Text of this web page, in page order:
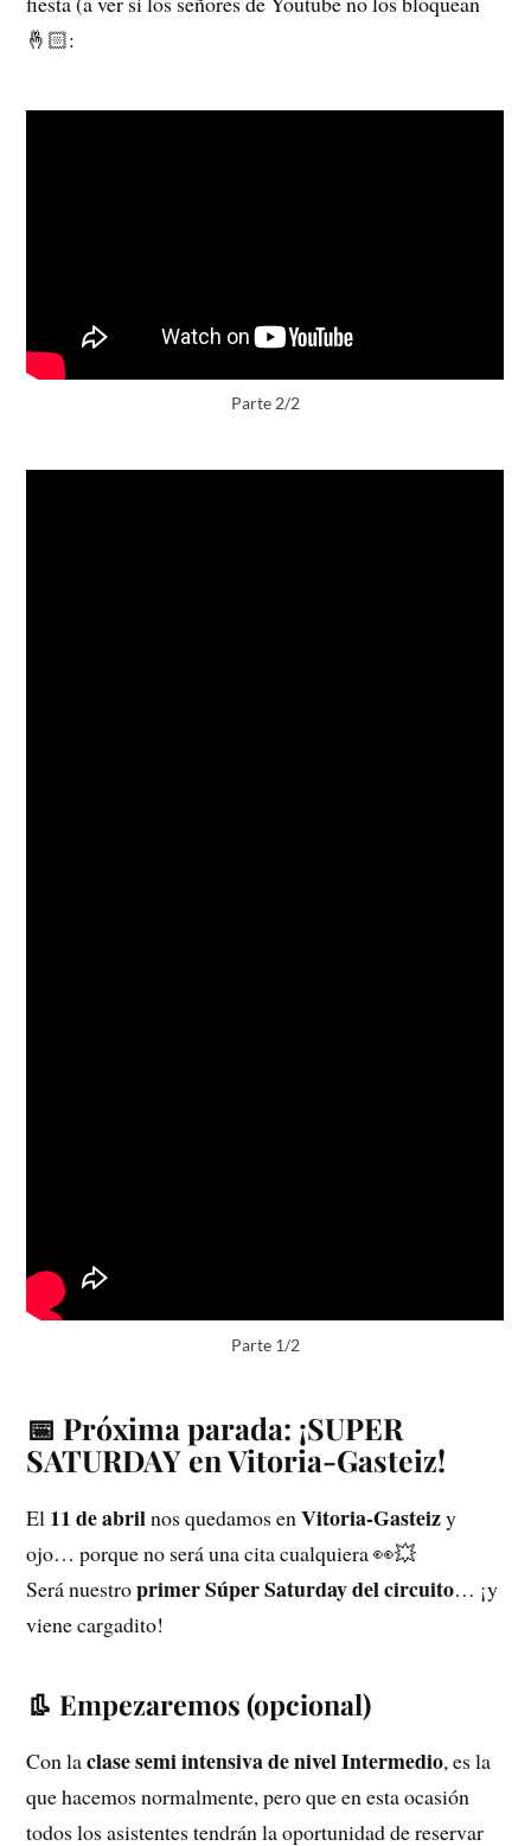
🤞🏻:
Parte 2/2
Parte 1/2
📅 Próxima parada: ¡SUPER
SATURDAY en Vitoria-Gasteiz!
El 11 de abrilnos quedamos enVitoria-Gasteizy
ojo… porque no será una cita cualquiera 👀💥
Será nuestroprimer Súper Saturday del circuito… ¡y
viene cargadito!
👢 Empezaremos (opcional)
Con laclase semi intensiva de nivel Intermedio, es la
que hacemos normalmente, pero que en esta ocasión
todos los asistentes tendrán la oportunidad de reservar